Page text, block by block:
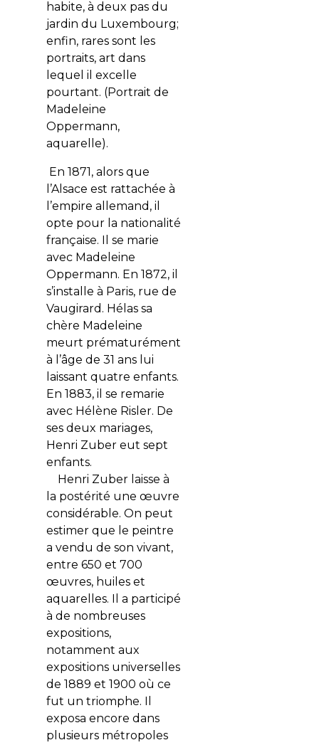
habite, à deux pas du
jardin du Luxembourg;
enfin, rares sont les
portraits, art dans
lequel il excelle
pourtant. (Portrait de
Madeleine
Oppermann,
aquarelle).
En 1871, alors que
l’Alsace est rattachée à
l’empire allemand, il
opte pour la nationalité
française. Il se marie
avec Madeleine
Oppermann. En 1872, il
s’installe à Paris, rue de
Vaugirard. Hélas sa
chère Madeleine
meurt prématurément
à l’âge de 31 ans lui
laissant quatre enfants.
En 1883, il se remarie
avec Hélène Risler. De
ses deux mariages,
Henri Zuber eut sept
enfants.
Henri Zuber laisse à
la postérité une œuvre
considérable. On peut
estimer que le peintre
a vendu de son vivant,
entre 650 et 700
œuvres, huiles et
aquarelles. Il a participé
à de nombreuses
expositions,
notamment aux
expositions universelles
de 1889 et 1900 où ce
fut un triomphe. Il
exposa encore dans
plusieurs métropoles